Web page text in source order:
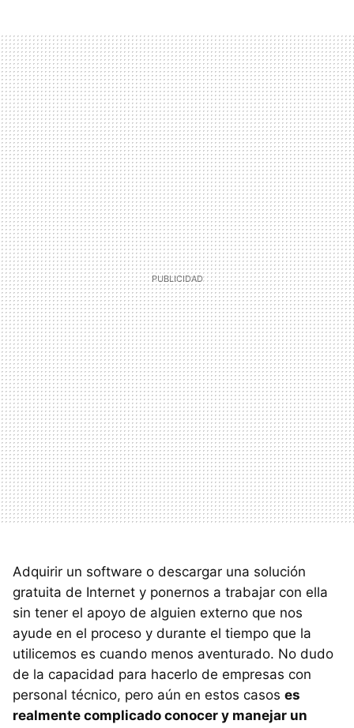
Adquirir un software o descargar una solución
gratuita de Internet y ponernos a trabajar con ella
sin tener el apoyo de alguien externo que nos
ayude en el proceso y durante el tiempo que la
utilicemos es cuando menos aventurado. No dudo
de la capacidad para hacerlo de empresas con
personal técnico, pero aún en estos casos es
realmente complicado conocer y manejar un